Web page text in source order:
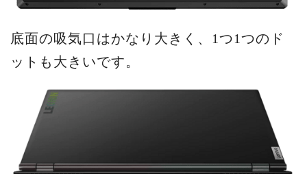
底面の吸気口はかなり大きく、1つ1つのド
ットも大きいです。